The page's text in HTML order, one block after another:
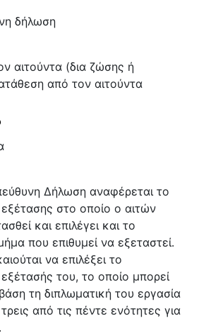
δήλωση
αιτούντα (δια ζώσης ή
από τον αιτούντα
Δήλωση αναφέρεται το
εξέτασης στο οποίο ο αιτών
και επιλέγει και το
που επιθυμεί να εξεταστεί.
να επιλέξει το
του, το οποίο μπορεί
τη διπλωματική του εργασία
από τις πέντε ενότητες για